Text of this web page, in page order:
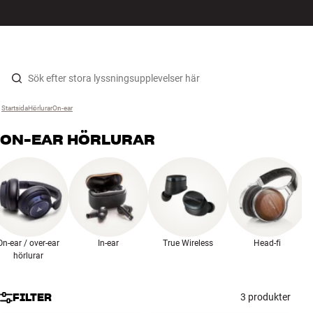
Hopp til innhold
Högtalare
Surround
TV
Kablar
Startsida ›
Hörlurar ›
On-ear
ON-EAR HÖRLURAR
ear / over-ear
hörlurar
In-ear True Wireless Head-fi
FILTER 3 produkter